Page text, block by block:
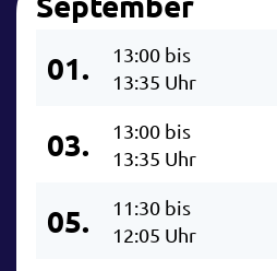
01.
13:00 bis
13:35 Uhr
03.
13:00 bis
13:35 Uhr
05.
11:30 bis
12:05 Uhr